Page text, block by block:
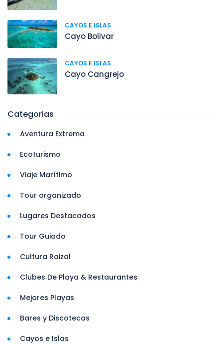
CAYOS E ISLAS
Cayo Bolivar
CAYOS E ISLAS
Cayo Cangrejo
Categorias
Aventura Extrema
Ecoturismo
Viaje Marítimo
Tour organizado
Lugares Destacados
Tour Guiado
Cultura Raizal
Clubes De Playa & Restaurantes
Mejores Playas
Bares y Discotecas
Cayos e Islas